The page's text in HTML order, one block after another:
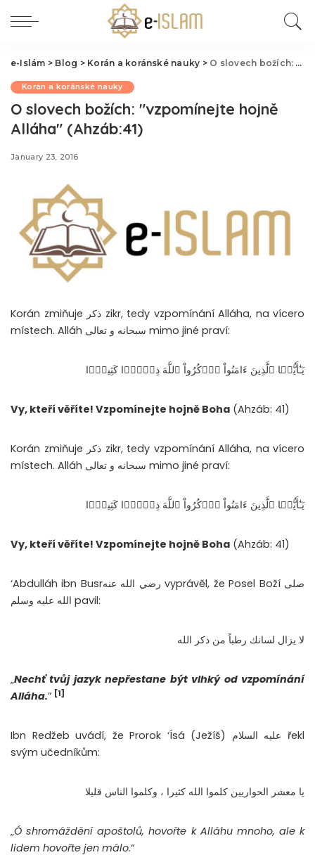
e-Islám > Blog > Korán a koránské nauky > O slovech božích: "vzpomínejte hojně Alláha" (Ahzáb:41)
Korán a koránské nauky
O slovech božích: "vzpomínejte hojně
Alláha" (Ahzáb:41)
January 23, 2016
Korán zmiňuje ذكر zikr, tedy vzpomínání Alláha, na vícero
místech. Alláh سبحانه و تعالى mimo jiné praví:
يَـٰٓأَيُّہَا ٱلَّذِينَ ءَامَنُواْ ٱذۡكُرُواْ ٱللَّهَ ذِكۡرً۬ا كَثِيرً۬ا
Vy, kteří věříte! Vzpomínejte hojně Boha (Ahzáb: 41)
Korán zmiňuje ذكر zikr, tedy vzpomínání Alláha, na vícero
místech. Alláh سبحانه و تعالى mimo jiné praví:
يَـٰٓأَيُّہَا ٱلَّذِينَ ءَامَنُواْ ٱذۡكُرُواْ ٱللَّهَ ذِكۡرً۬ا كَثِيرً۬ا
Vy, kteří věříte! Vzpomínejte hojně Boha (Ahzáb: 41)
‘Abdulláh ibn Busrرضي الله عنه vyprávěl, že Posel Boží صلى
الله عليه وسلم pavil:
لا يزال لسانك رطباً من ذكر الله
„Nechť tvůj jazyk nepřestane být vlhký od vzpomínání
Alláha.” [1]
Ibn Redžeb uvádí, že Prorok ‘Ísá (Ježíš) عليه السلام řekl
svým učedníkům:
يا معشر الحواريين كلموا الله كثيرا ، وكلموا الناس قليلا
„Ó shromáždění apoštolů, hovořte k Alláhu mnoho, ale k
lidem hovořte jen málo.“